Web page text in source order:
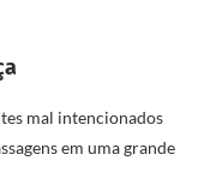
mal intencionados
em uma grande